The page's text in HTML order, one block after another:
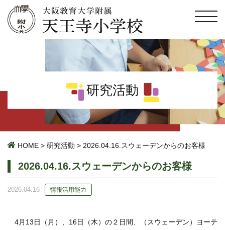
研究活動
HOME > 研究活動 > 2026.04.16.スウェーデンからのお客様
2026.04.16.スウェーデンからのお客様
2026.04.16 情報活用能力
4月13日（月）、16日（木）の２日間、（スウェーデン）ヨーテ